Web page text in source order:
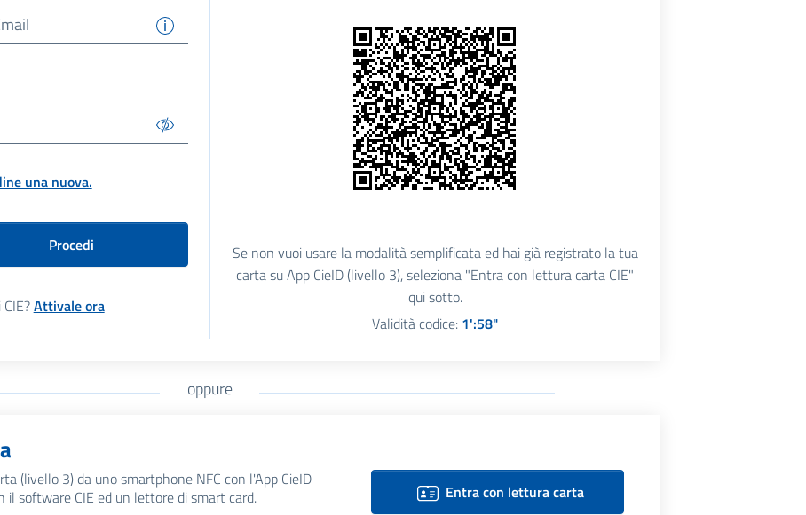
una nuova.
Procedi
Attivale ora
Se non vuoi usare la modalità semplificata ed hai già registrato la tua
carta su App CieID (livello 3), seleziona "Entra con lettura carta CIE"
qui sotto.
Validità codice: 1':57"
oppure
(livello 3) da uno smartphone NFC con l'App CieID
il software CIE ed un lettore di smart card.
Entra con lettura carta